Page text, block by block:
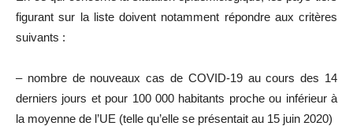
figurant sur la liste doivent notamment répondre aux critères
suivants :
– nombre de nouveaux cas de COVID-19 au cours des 14
derniers jours et pour 100 000 habitants proche ou inférieur à
la moyenne de l’UE (telle qu’elle se présentait au 15 juin 2020)